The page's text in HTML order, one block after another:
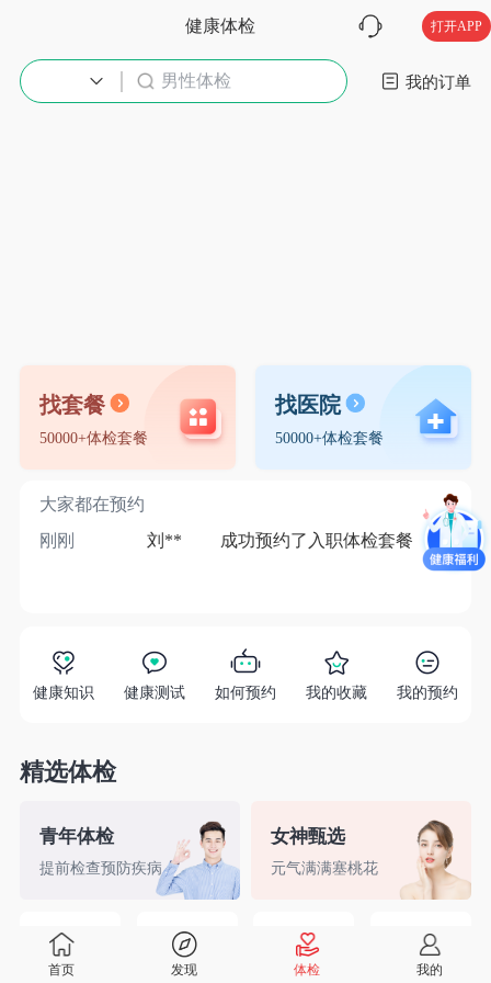
健康体检 打开APP
男性体检 入职体检 我的订单
找套餐
50000+体检套餐
找医院
50000+体检套餐
大家都在预约
刚刚
刘** 成功预约了入职体检套餐 1分
健康知识 健康测试 如何预约 我的收藏 我的预约
精选体检
青年体检
提前检查预防疾病
女神甄选
元气满满塞桃花
精英白领 备孕检查 入职体检 婚前检查
首页 发现 体检 我的